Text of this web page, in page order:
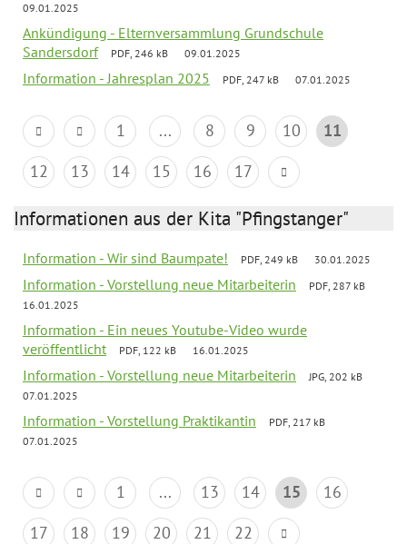
09.01.2025
Ankündigung - Elternversammlung Grundschule
Sandersdorf
PDF, 246 kB 09.01.2025
Information - Jahresplan 2025 PDF, 247 kB 07.01.2025
1 ... 8 9 10
11
12
13 14 15 16 17
Informationen aus der Kita "Pfingstanger"
Information - Wir sind Baumpate! PDF, 249 kB 30.01.2025
Information - Vorstellung neue Mitarbeiterin
PDF, 287 kB
16.01.2025
Information - Ein neues Youtube-Video wurde
veröffentlicht
PDF, 122 kB 16.01.2025
Information - Vorstellung neue Mitarbeiterin
JPG, 202 kB
07.01.2025
Information - Vorstellung Praktikantin
PDF, 217 kB
07.01.2025
1 ... 13 14 15
16
17
18 19 20 21 22